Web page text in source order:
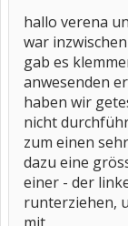
hallo verena
war
gab es
anwesenden
haben wir
nicht
zum einen
dazu eine
einer - der
runterziehen,